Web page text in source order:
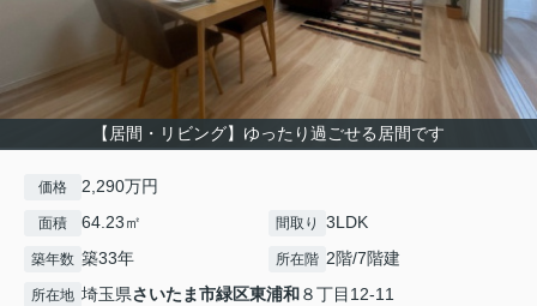
【居間・リビング】ゆったり過ごせる居間です
価格 2,290万円
面積 64.23㎡ 間取り 3LDK
築年数 築33年 所在階 2階/7階建
所在地 埼玉県さいたま市緑区東浦和８丁目12-11